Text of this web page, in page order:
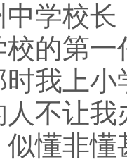
学校
的第
我上
不让
懂非